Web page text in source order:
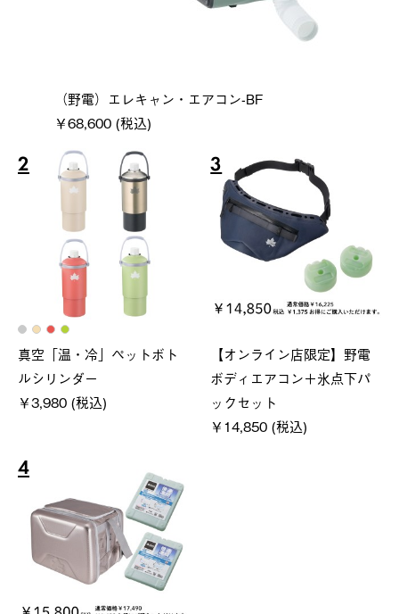
（野電）エレキャン・エアコン-BF
￥68,600 (税込)
2
真空「温・冷」ペットボト
ルシリンダー
￥3,980 (税込)
3
【オンライン店限定】野電
ボディエアコン＋氷点下パ
ックセット
￥14,850 (税込)
4